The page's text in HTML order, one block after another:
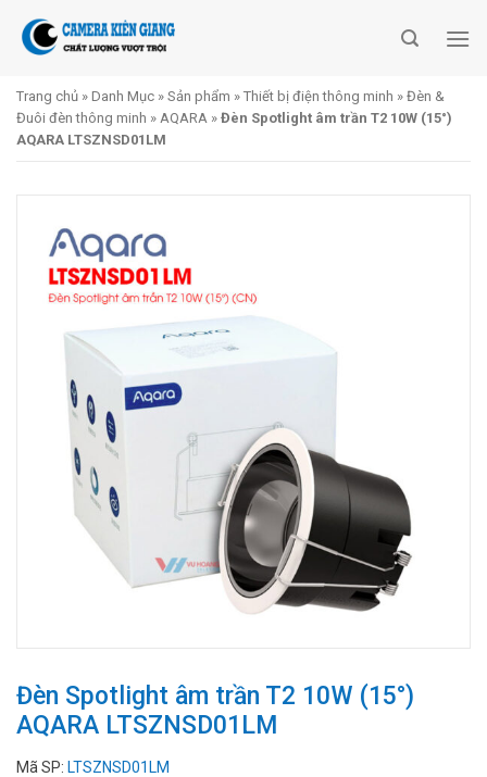
Trang chủ » Danh Mục » Sản phẩm » Thiết bị điện thông minh » Đèn &
Đuôi đèn thông minh » AQARA » Đèn Spotlight âm trần T2 10W (15°)
AQARA LTSZNSD01LM
Đèn Spotlight âm trần T2 10W (15°)
AQARA LTSZNSD01LM
Mã SP: LTSZNSD01LM